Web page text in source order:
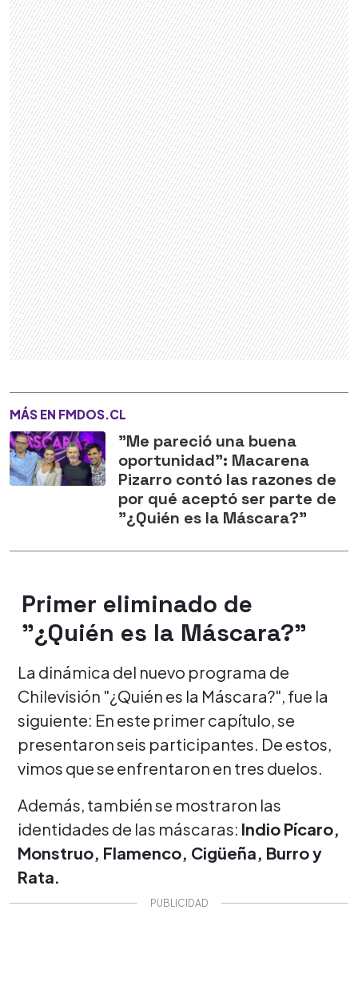
MÁS EN FMDOS.CL
"Me pareció una buena
oportunidad": Macarena
Pizarro contó las razones de
por qué aceptó ser parte de
"¿Quién es la Máscara?"
Primer eliminado de
"¿Quién es la Máscara?"
La dinámica del nuevo programa de
Chilevisión "¿Quién es la Máscara?", fue la
siguiente: En este primer capítulo, se
presentaron seis participantes. De estos,
vimos que se enfrentaron en tres duelos.
Además, también se mostraron las
identidades de las máscaras: Indio Pícaro,
Monstruo, Flamenco, Cigüeña, Burro y
Rata.